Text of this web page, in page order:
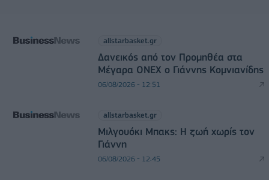
allstarbasket.gr
Δανεικός από τον Προμηθέα στα
Μέγαρα ONEX ο Γιάννης Κομνιανίδης
06/08/2026 - 12:51
allstarbasket.gr
Μιλγουόκι Μπακς: Η ζωή χωρίς τον
Γιάννη
06/08/2026 - 12:45